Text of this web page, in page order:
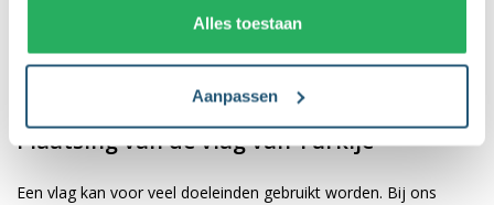
Alles toestaan
Aanpassen
✓ snelle levering uit eigen voorraad
✓ verkrijgbaar in de meest voorkomende formaten
✓ scherpe bedrukking en heldere kleuren
Plaatsing van de vlag van Turkije
Een vlag kan voor veel doeleinden gebruikt worden. Bij ons